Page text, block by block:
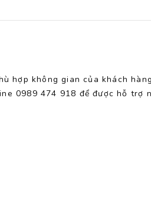
hợp không gian của khách
0989 474 918 để được hỗ trợ